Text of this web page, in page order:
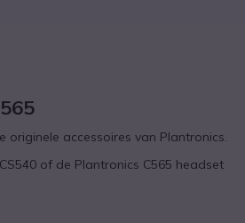
accessoires van Plantronics.
of de Plantronics C565 headset